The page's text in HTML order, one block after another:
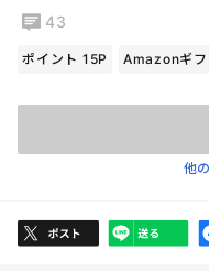
43
ポイント 15P Amazonギ
他